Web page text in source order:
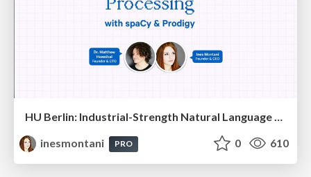
HU Berlin: Industrial-Strength Natural Language Processing with spaCy and Prodigy
inesmontani
PRO 0 610